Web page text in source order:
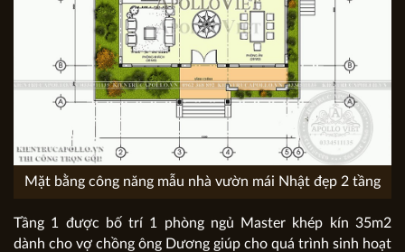
Mặt bằng công năng mẫu nhà vườn mái Nhật đẹp 2 tầng
Tầng 1 được bố trí 1 phòng ngủ Master khép kín 35m2
dành cho vợ chồng ông Dương giúp cho quá trình sinh hoạt